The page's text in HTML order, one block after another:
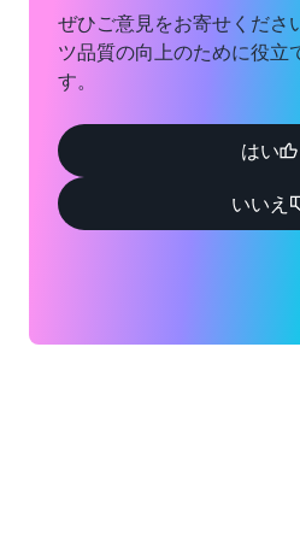
ぜひご意見をお寄せくださ
ツ品質の向上のために役立
す。
はい
いいえ